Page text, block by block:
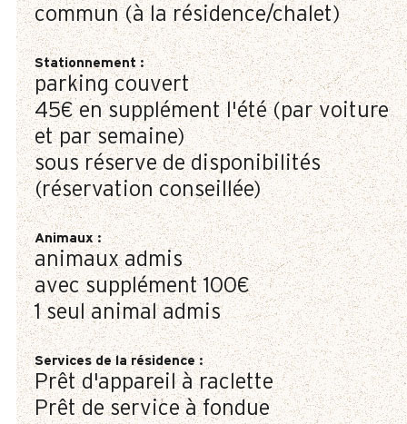
commun (à la résidence/chalet)
Stationnement:
parking couvert
45€ en supplément l'été (par voiture
et par semaine)
sous réserve de disponibilités
(réservation conseillée)
Animaux:
animaux admis
avec supplément 100€
1 seul animal admis
Services de la résidence:
Prêt d'appareil à raclette
Prêt de service à fondue